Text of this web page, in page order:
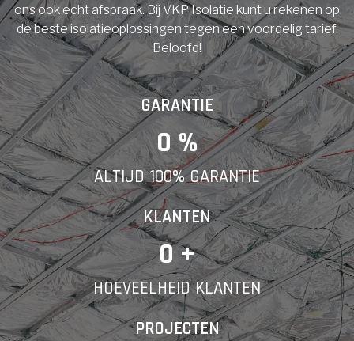
Gevelisolatie
Vorige Volgende
Achternaam
E-mail
Telefoonnummer
Vorige
ons ook echt afspraak. Bij VKP Isolatie kunt u rekenen op
de beste isolatieoplossingen tegen een voordelig tarief.
Beloofd!
GARANTIE
0 %
ALTIJD 100% GARANTIE
KLANTEN
0 +
HOEVEELHEID KLANTEN
PROJECTEN